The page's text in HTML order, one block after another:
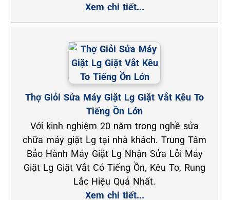
Xem chi tiết...
Thợ Giỏi Sửa Máy Giặt Lg Giặt Vắt Kêu To
Tiếng Ồn Lớn
Với kinh nghiệm 20 năm trong nghề sửa
chữa máy giặt Lg tại nhà khách. Trung Tâm
Bảo Hành Máy Giặt Lg Nhận Sửa Lỗi Máy
Giặt Lg Giặt Vắt Có Tiếng Ồn, Kêu To, Rung
Lắc Hiệu Quả Nhất.
Xem chi tiết...